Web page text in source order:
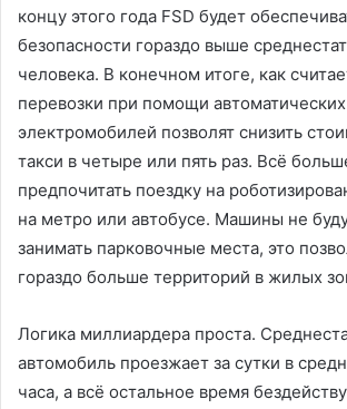
концу этого года FSD будет
безопасности гораздо выше
человека. В конечном итоге, как
перевозки при помощи автоматических
электромобилей позволят снизить
такси в четыре или пять раз. Всё
предпочитать поездку на
на метро или автобусе. Машины не
занимать парковочные места, это
гораздо больше территорий в жилых
Логика миллиардера проста.
автомобиль проезжает за сутки в
часа, а всё остальное время